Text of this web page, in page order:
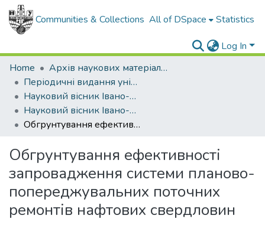
Communities & Collections All of DSpace Statistics
Log In
Home
Архів наукових матеріалів
Періодичні видання університету
Науковий вісник Івано-Франківського національного технічного університету нафти і газу
Науковий вісник Івано-Франківського національного технічного університету нафти і газу - 2004 - №1
Обгрунтування ефективності запровадження системи планово-попереджувальних поточних ремонтів нафтових свердловин
Обгрунтування ефективності
запровадження системи планово-
попереджувальних поточних
ремонтів нафтових свердловин